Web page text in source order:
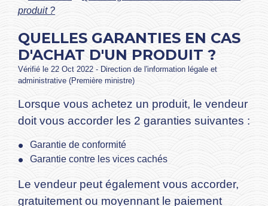
produit ?
QUELLES GARANTIES EN CAS
D'ACHAT D'UN PRODUIT ?
Vérifié le 22 Oct 2022 - Direction de l'information légale et
administrative (Première ministre)
Lorsque vous achetez un produit, le vendeur
doit vous accorder les 2 garanties suivantes :
Garantie de conformité
Garantie contre les vices cachés
Le vendeur peut également vous accorder,
gratuitement ou moyennant le paiement